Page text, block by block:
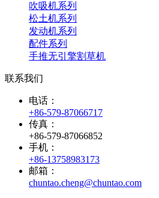
吹吸机系列
松土机系列
发动机系列
配件系列
手推无引擎割草机
联系我们
电话：
+86-579-87066717
传真：
+86-579-87066852
手机：
+86-13758983173
邮箱：
chuntao.cheng@chuntao.com